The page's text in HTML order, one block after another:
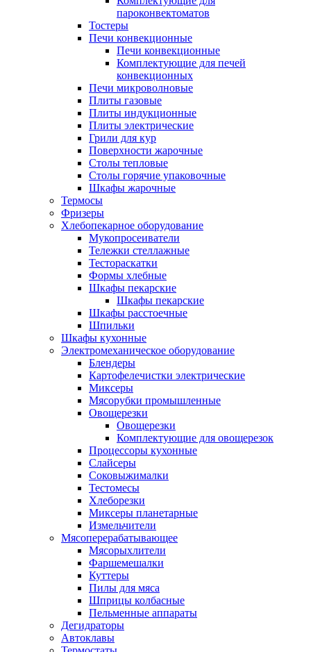
пароконвектоматов
Тостеры
Печи конвекционные
Печи конвекционные
Комплектующие для печей
конвекционных
Печи микроволновые
Плиты газовые
Плиты индукционные
Плиты электрические
Грили для кур
Поверхности жарочные
Столы тепловые
Столы горячие упаковочные
Шкафы жарочные
Термосы
Фризеры
Хлебопекарное оборудование
Мукопросеиватели
Тележки стеллажные
Тестораскатки
Формы хлебные
Шкафы пекарские
Шкафы пекарские
Шкафы расстоечные
Шпильки
Шкафы кухонные
Электромеханическое оборудование
Блендеры
Картофелечистки электрические
Миксеры
Мясорубки промышленные
Овощерезки
Овощерезки
Комплектующие для овощерезок
Процессоры кухонные
Слайсеры
Соковыжималки
Тестомесы
Хлеборезки
Миксеры планетарные
Измельчители
Мясоперерабатывающее
Мясорыхлители
Фаршемешалки
Куттеры
Пилы для мяса
Шприцы колбасные
Пельменные аппараты
Дегидраторы
Автоклавы